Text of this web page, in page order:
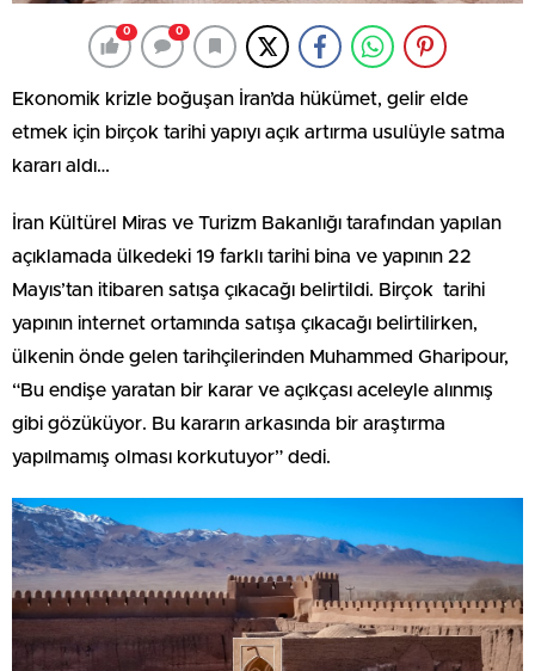
0 0
Ekonomik krizle boğuşan İran’da hükümet, gelir elde
etmek için birçok tarihi yapıyı açık artırma usulüyle satma
kararı aldı…
İran Kültürel Miras ve Turizm Bakanlığı tarafından yapılan
açıklamada ülkedeki 19 farklı tarihi bina ve yapının 22
Mayıs’tan itibaren satışa çıkacağı belirtildi. Birçok tarihi
yapının internet ortamında satışa çıkacağı belirtilirken,
ülkenin önde gelen tarihçilerinden Muhammed Gharipour,
“Bu endişe yaratan bir karar ve açıkçası aceleyle alınmış
gibi gözüküyor. Bu kararın arkasında bir araştırma
yapılmamış olması korkutuyor” dedi.